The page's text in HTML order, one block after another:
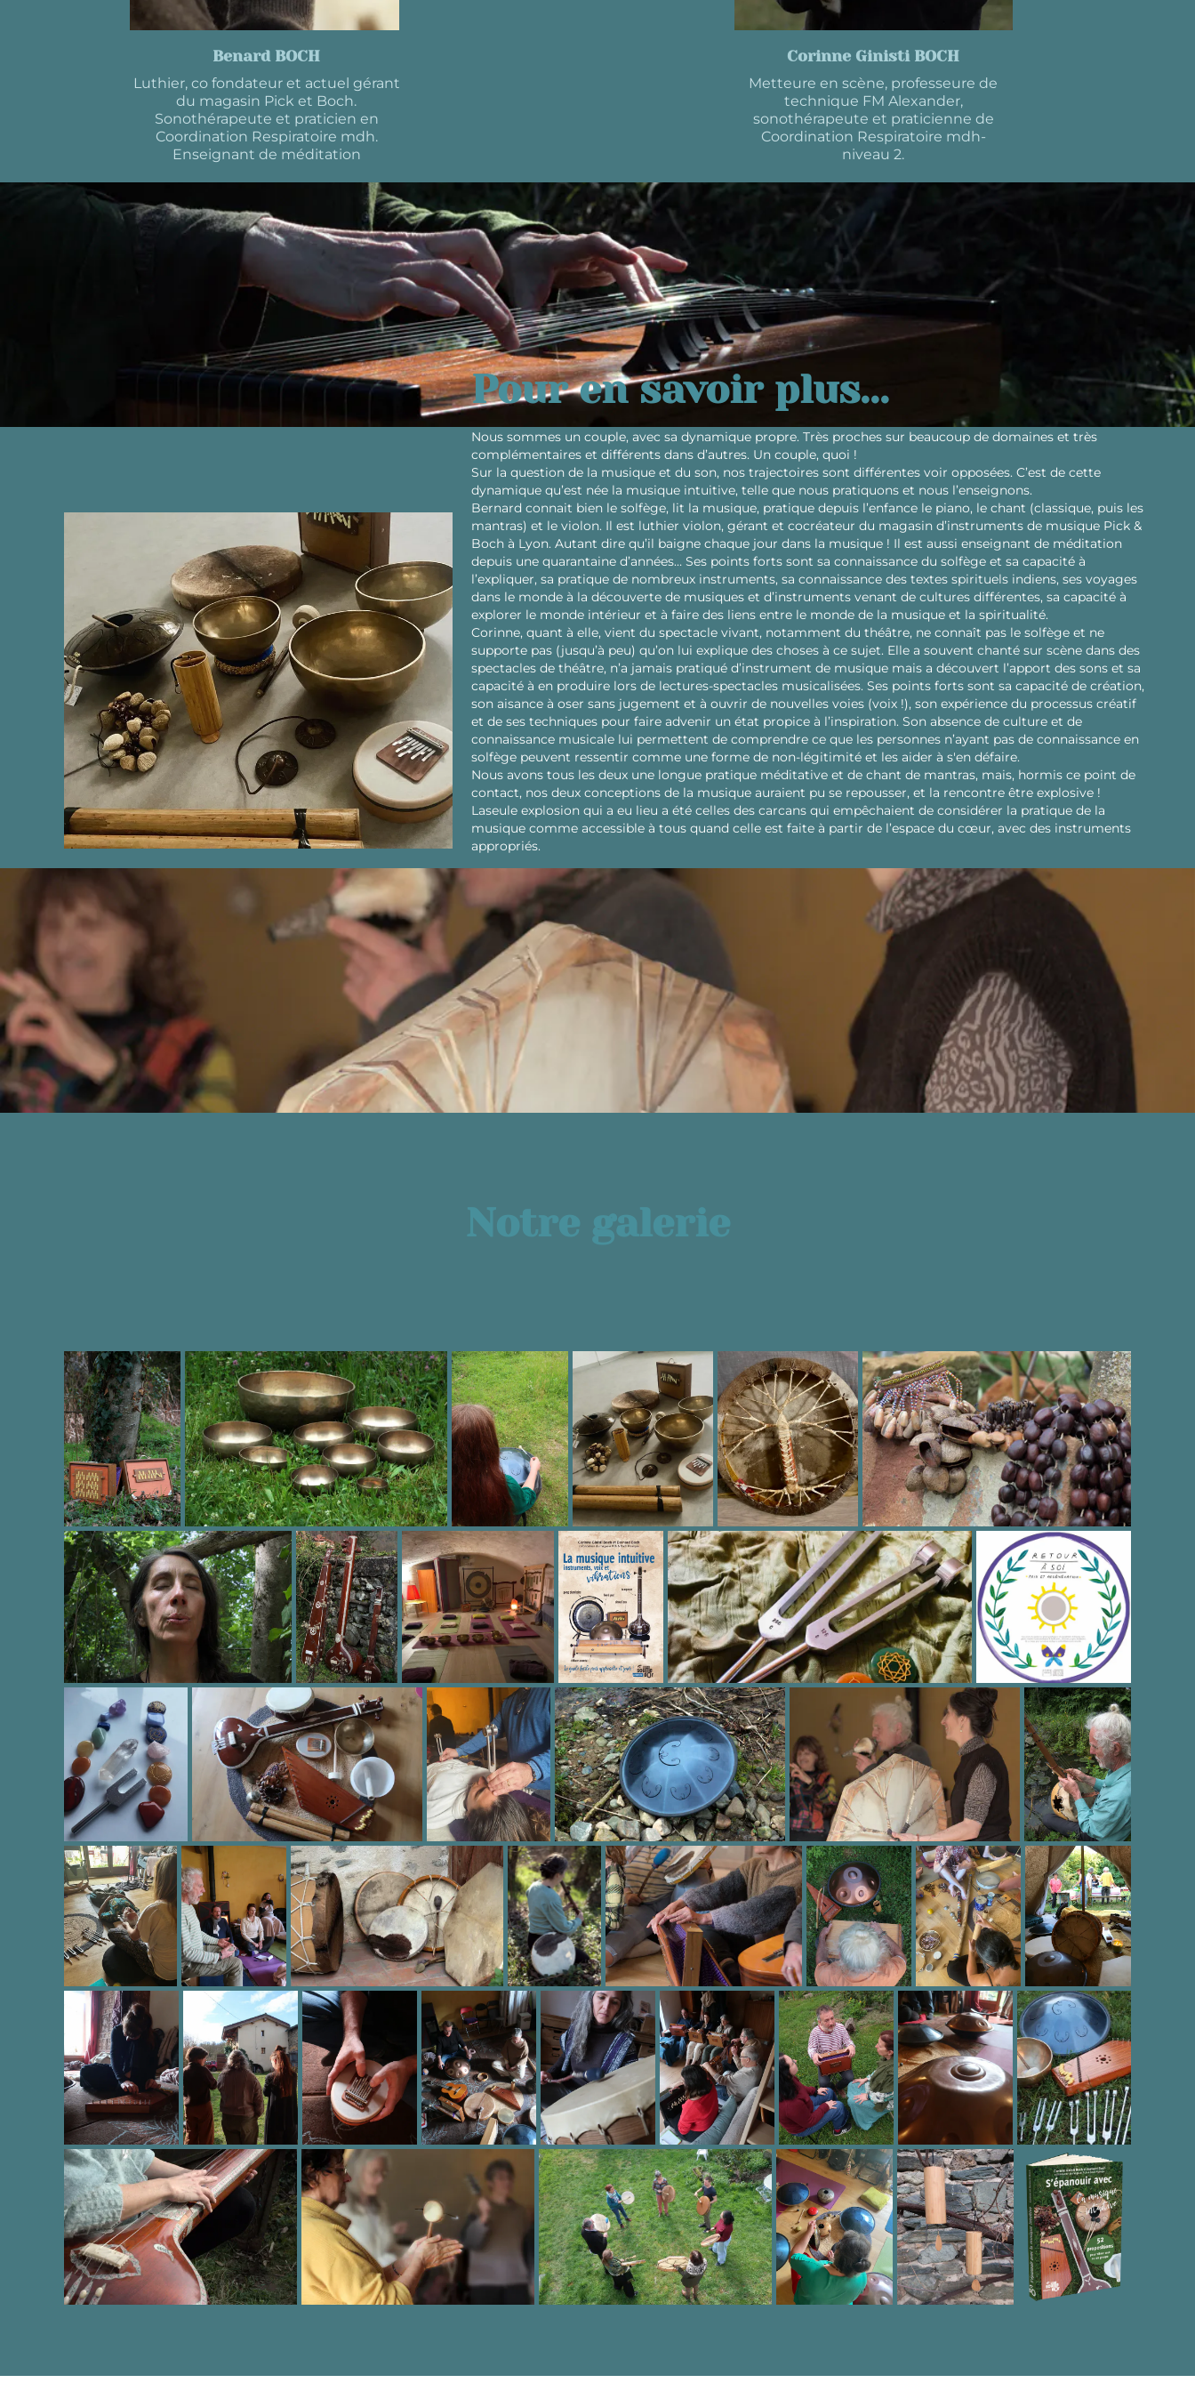
Corinne Ginisti BOCH
Metteure en scène, professeure de
technique FM Alexander,
sonothérapeute et praticienne de
Coordination Respiratoire mdh-
niveau 2.
Benard BOCH
Luthier, co fondateur et actuel gérant
du magasin Pick et Boch.
Sonothérapeute et praticien en
Coordination Respiratoire mdh.
Enseignant de méditation
Pour en savoir plus...
Nous sommes un couple, avec sa dynamique propre. Très proches sur beaucoup de domaines et très
complémentaires et différents dans d’autres. Un couple, quoi !
Sur la question de la musique et du son, nos trajectoires sont différentes voir opposées. C’est de cette
dynamique qu’est née la musique intuitive, telle que nous pratiquons et nous l’enseignons.
Bernard connait bien le solfège, lit la musique, pratique depuis l’enfance le piano, le chant (classique, puis les
mantras) et le violon. Il est luthier violon, gérant et cocréateur du magasin d’instruments de musique Pick &
Boch à Lyon. Autant dire qu’il baigne chaque jour dans la musique ! Il est aussi enseignant de méditation
depuis une quarantaine d’années… Ses points forts sont sa connaissance du solfège et sa capacité à
l’expliquer, sa pratique de nombreux instruments, sa connaissance des textes spirituels indiens, ses voyages
dans le monde à la découverte de musiques et d’instruments venant de cultures différentes, sa capacité à
explorer le monde intérieur et à faire des liens entre le monde de la musique et la spiritualité.
Corinne, quant à elle, vient du spectacle vivant, notamment du théâtre, ne connaît pas le solfège et ne
supporte pas (jusqu’à peu) qu’on lui explique des choses à ce sujet. Elle a souvent chanté sur scène dans des
spectacles de théâtre, n’a jamais pratiqué d’instrument de musique mais a découvert l’apport des sons et sa
capacité à en produire lors de lectures-spectacles musicalisées. Ses points forts sont sa capacité de création,
son aisance à oser sans jugement et à ouvrir de nouvelles voies (voix !), son expérience du processus créatif
et de ses techniques pour faire advenir un état propice à l’inspiration. Son absence de culture et de
connaissance musicale lui permettent de comprendre ce que les personnes n’ayant pas de connaissance en
solfège peuvent ressentir comme une forme de non-légitimité et les aider à s'en défaire.
Nous avons tous les deux une longue pratique méditative et de chant de mantras, mais, hormis ce point de
contact, nos deux conceptions de la musique auraient pu se repousser, et la rencontre être explosive !
Laseule explosion qui a eu lieu a été celles des carcans qui empêchaient de considérer la pratique de la
musique comme accessible à tous quand celle est faite à partir de l’espace du cœur, avec des instruments
appropriés.
Notre galerie